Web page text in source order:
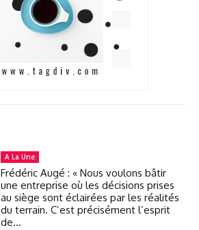
A La Une
Frédéric Augé : « Nous voulons bâtir
une entreprise où les décisions prises
au siège sont éclairées par les réalités
du terrain. C’est précisément l’esprit
de...